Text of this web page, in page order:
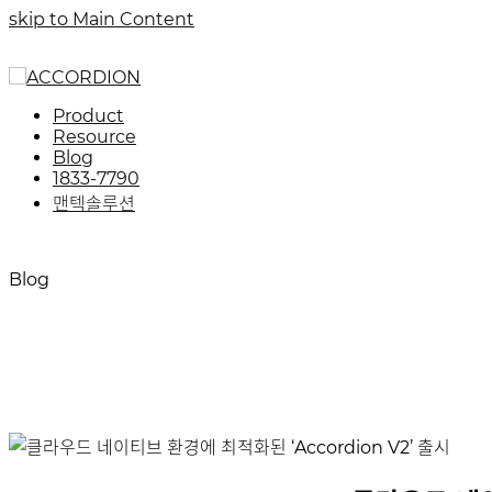
skip to Main Content
Product
Resource
Blog
1833-7790
맨텍솔루션
Blog